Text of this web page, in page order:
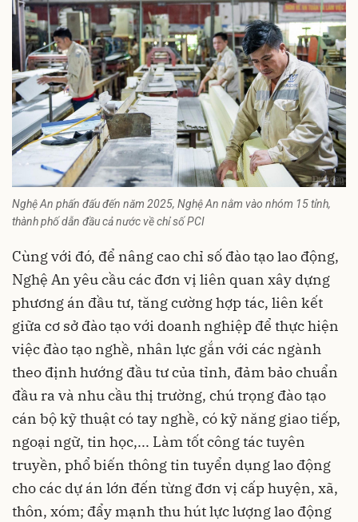
Nghệ An phấn đấu đến năm 2025, Nghệ An nằm vào nhóm 15 tỉnh,
thành phố dẫn đầu cả nước về chỉ số PCI
Cùng với đó, để nâng cao chỉ số đào tạo lao động,
Nghệ An yêu cầu các đơn vị liên quan xây dựng
phương án đầu tư, tăng cường hợp tác, liên kết
giữa cơ sở đào tạo với doanh nghiệp để thực hiện
việc đào tạo nghề, nhân lực gắn với các ngành
theo định hướng đầu tư của tỉnh, đảm bảo chuẩn
đầu ra và nhu cầu thị trường, chú trọng đào tạo
cán bộ kỹ thuật có tay nghề, có kỹ năng giao tiếp,
ngoại ngữ, tin học,... Làm tốt công tác tuyên
truyền, phổ biến thông tin tuyển dụng lao động
cho các dự án lớn đến từng đơn vị cấp huyện, xã,
thôn, xóm; đẩy mạnh thu hút lực lượng lao động